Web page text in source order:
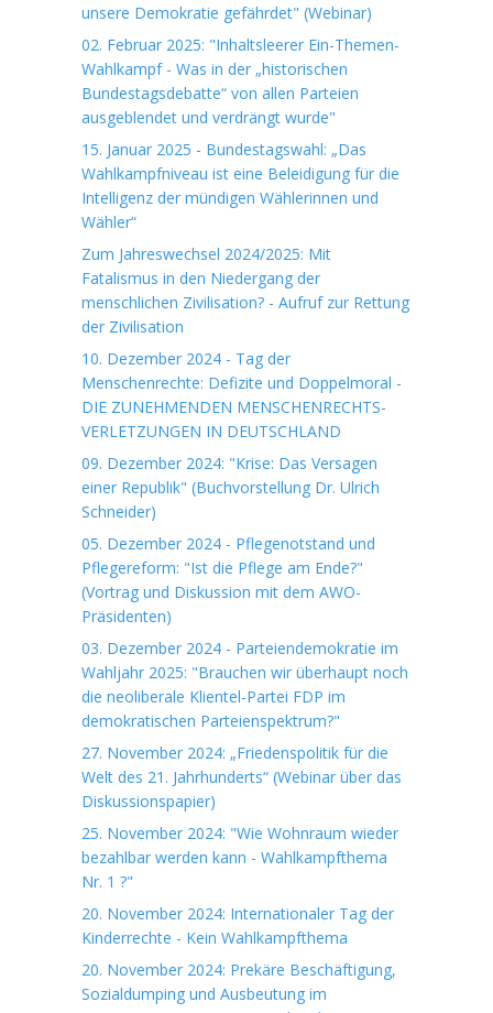
unsere Demokratie gefährdet" (Webinar)
02. Februar 2025: "Inhaltsleerer Ein-Themen-
Wahlkampf - Was in der „historischen
Bundestagsdebatte“ von allen Parteien
ausgeblendet und verdrängt wurde"
15. Januar 2025 - Bundestagswahl: „Das
Wahlkampfniveau ist eine Beleidigung für die
Intelligenz der mündigen Wählerinnen und
Wähler“
Zum Jahreswechsel 2024/2025: Mit
Fatalismus in den Niedergang der
menschlichen Zivilisation? - Aufruf zur Rettung
der Zivilisation
10. Dezember 2024 - Tag der
Menschenrechte: Defizite und Doppelmoral -
DIE ZUNEHMENDEN MENSCHENRECHTS-
VERLETZUNGEN IN DEUTSCHLAND
09. Dezember 2024: "Krise: Das Versagen
einer Republik" (Buchvorstellung Dr. Ulrich
Schneider)
05. Dezember 2024 - Pflegenotstand und
Pflegereform: "Ist die Pflege am Ende?"
(Vortrag und Diskussion mit dem AWO-
Präsidenten)
03. Dezember 2024 - Parteiendemokratie im
Wahljahr 2025: "Brauchen wir überhaupt noch
die neoliberale Klientel-Partei FDP im
demokratischen Parteienspektrum?"
27. November 2024: „Friedenspolitik für die
Welt des 21. Jahrhunderts“ (Webinar über das
Diskussionspapier)
25. November 2024: "Wie Wohnraum wieder
bezahlbar werden kann - Wahlkampfthema
Nr. 1 ?"
20. November 2024: Internationaler Tag der
Kinderrechte - Kein Wahlkampfthema
20. November 2024: Prekäre Beschäftigung,
Sozialdumping und Ausbeutung im